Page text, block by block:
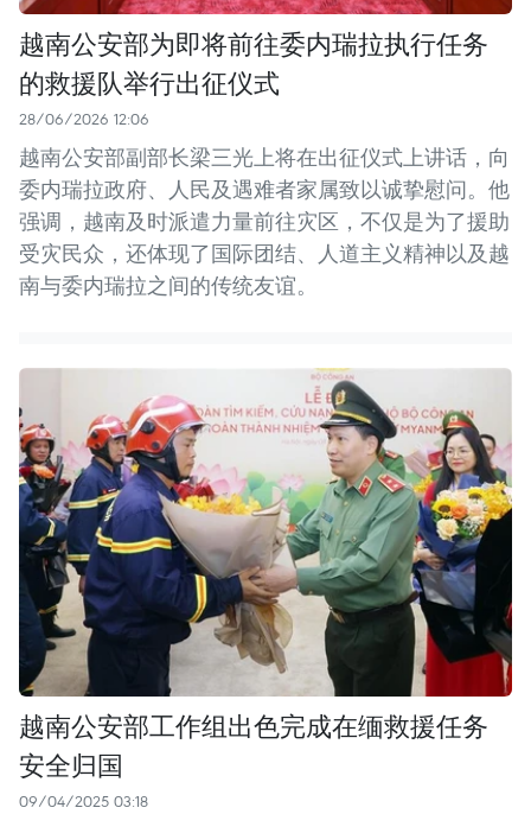
越南公安部为即将前往委内瑞拉执行任务
的救援队举行出征仪式
28/06/2026 12:06
越南公安部副部长梁三光上将在出征仪式上讲话，向
委内瑞拉政府、人民及遇难者家属致以诚挚慰问。他
强调，越南及时派遣力量前往灾区，不仅是为了援助
受灾民众，还体现了国际团结、人道主义精神以及越
南与委内瑞拉之间的传统友谊。
越南公安部工作组出色完成在缅救援任务
安全归国
09/04/2025 03:18